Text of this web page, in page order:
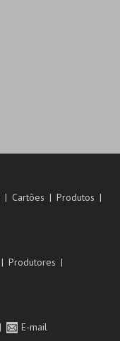
Cartões
Produtos
Produtores
E-mail